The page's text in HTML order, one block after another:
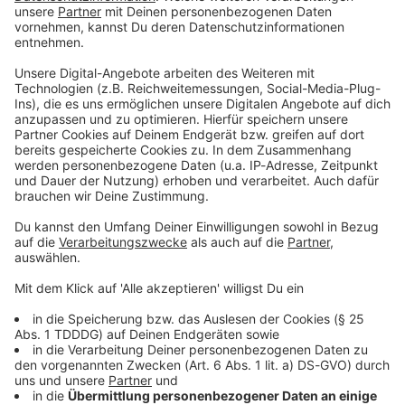
Doppelherz in der
Doppelhaushälfte. Und ein
Julian Heilmann düst seit
zehn Jahren mit dem
Rettungswagen durch
Frankfurt am Main. Der
Notfallsanitäter und
Medizinpädagoge des DRK
hat tausende Einsätze
hier macht selbst er drei
Rote Kreuze. WERBUNG
und alle Infos zu den
„NotAufnahme“:
https://linktr.ee/notaufnah
me Ihr möchtet Werbung in
diesem Podcast schalten?
28.05.2026 20:00 / 33min
Im Puff wird zu viel Druck abgelassen. Kein
Doppelherz in der Doppelhaushälfte. Und ein
düst seit zehn Jahren mit dem Rettungswagen
durch Frankfurt am Main. Der Notfallsanitäter
Einsätze hinter sich — bei diesen hier macht
selbst er drei Rote Kreuze. WERBUNG Hier gibt
es viele Rabatte und alle Infos zu den
Werbepartnern und „NotAufnahme“:
https://linktr.ee/notaufnahme Ihr möchtet
Werbung in diesem Podcast schalten? Schickt
28.05.2026 20:00 / 33min
Durchgeknallt!